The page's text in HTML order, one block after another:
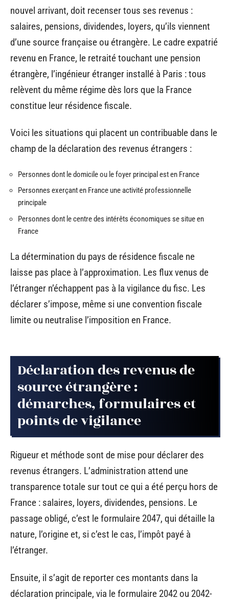
nouvel arrivant, doit recenser tous ses revenus :
salaires, pensions, dividendes, loyers, qu’ils viennent
d’une source française ou étrangère. Le cadre expatrié
revenu en France, le retraité touchant une pension
étrangère, l’ingénieur étranger installé à Paris : tous
relèvent du même régime dès lors que la France
constitue leur résidence fiscale.
Voici les situations qui placent un contribuable dans le
champ de la déclaration des revenus étrangers :
Personnes dont le domicile ou le foyer principal est en France
Personnes exerçant en France une activité professionnelle
principale
Personnes dont le centre des intérêts économiques se situe en
France
La détermination du pays de résidence fiscale ne
laisse pas place à l’approximation. Les flux venus de
l’étranger n’échappent pas à la vigilance du fisc. Les
déclarer s’impose, même si une convention fiscale
limite ou neutralise l’imposition en France.
Déclaration des revenus de
source étrangère :
démarches, formulaires et
points de vigilance
Rigueur et méthode sont de mise pour déclarer des
revenus étrangers. L’administration attend une
transparence totale sur tout ce qui a été perçu hors de
France : salaires, loyers, dividendes, pensions. Le
passage obligé, c’est le formulaire 2047, qui détaille la
nature, l’origine et, si c’est le cas, l’impôt payé à
l’étranger.
Ensuite, il s’agit de reporter ces montants dans la
déclaration principale, via le formulaire 2042 ou 2042-